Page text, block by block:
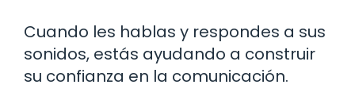
Cuando les hablas y respondes a sus
sonidos, estás ayudando a construir
su confianza en la comunicación.